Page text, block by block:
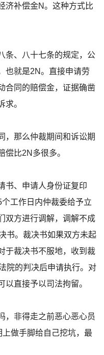
济补偿金N。这种方式比
条、八十七条的规定，公
也就是2N。直接申请劳
合同的赔偿金，证据确凿
求。
，那么仲裁期间和诉讼期
偿比2N多很多。
书、申请人身份证复印
工作日内仲裁委给予立
双方进行调解，调解不成
书。裁决书如果双方未起
于裁决书不服地，收到裁
院的判决后申请执行。对
直接予以司法拘留。
，非得走之前恶心恶心员
上做手脚给自己挖坑，最